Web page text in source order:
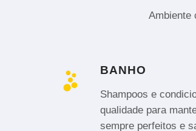
Ambiente
BANHO
Shampoos e
qualidade para
sempre perfeitos e